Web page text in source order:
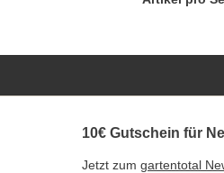
10€ Gutschein für
Jetzt zum gartentotal